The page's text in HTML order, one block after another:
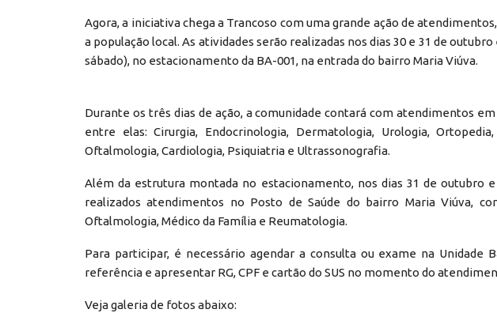
Agora, a iniciativa chega a Trancoso com uma grande ação de
a população local. As atividades serão realizadas nos dias 30 e 31 de
sábado), no estacionamento da BA-001, na entrada do bairro Maria Viúva.
Durante os três dias de ação, a comunidade contará com atendimentos
entre elas: Cirurgia, Endocrinologia, Dermatologia, Urologia,
Oftalmologia, Cardiologia, Psiquiatria e Ultrassonografia.
Além da estrutura montada no estacionamento, nos dias 31 de outubro
realizados atendimentos no Posto de Saúde do bairro Maria Viúva,
Oftalmologia, Médico da Família e Reumatologia.
Para participar, é necessário agendar a consulta ou exame na Unidade
referência e apresentar RG, CPF e cartão do SUS no momento do
Veja galeria de fotos abaixo: